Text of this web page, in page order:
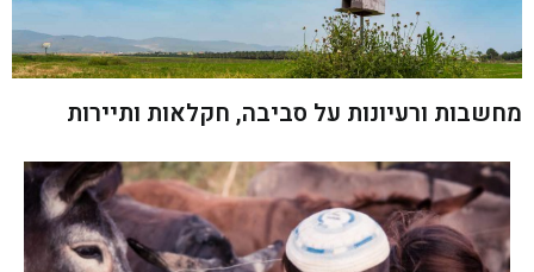
מחשבות ורעיונות על סביבה, חקלאות ותיירות